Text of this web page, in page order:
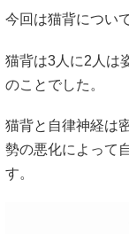
今回は猫背につい
猫背は3人に2人は
のことでした。
猫背と自律神経は
勢の悪化によって
す。